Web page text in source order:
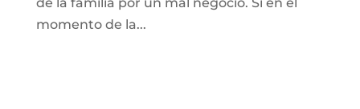
momento de la...